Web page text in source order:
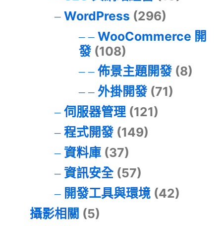
WordPress (296)
WooCommerce 開
發(108)
佈景主題開發(8)
外掛開發(71)
伺服器管理(121)
程式開發(149)
資料庫(37)
資訊安全(57)
開發工具與環境(42)
攝影相關 (5)